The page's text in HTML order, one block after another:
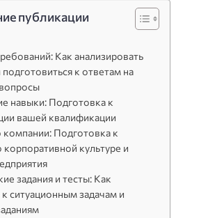
публикации
Как анализировать
к ответам на
навыки: Подготовка к
вашей квалификации
компании: Подготовка к
культуре и
задания и тесты: Как
к ситуационным задачам и